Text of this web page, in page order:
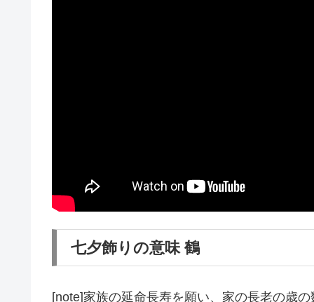
七夕飾りの意味 鶴
[note]家族の延命長寿を願い、家の長老の歳